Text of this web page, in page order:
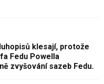
klesají, protože
Fedu Powella
zvyšování sazeb Fedu.